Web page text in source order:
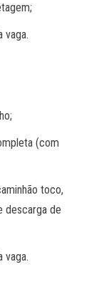
vaga.
(com
toco,
descarga de
vaga.